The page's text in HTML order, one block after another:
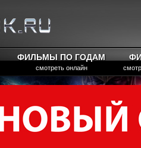
ФИЛЬМЫ ПО ГОДАМ
смотреть онлайн